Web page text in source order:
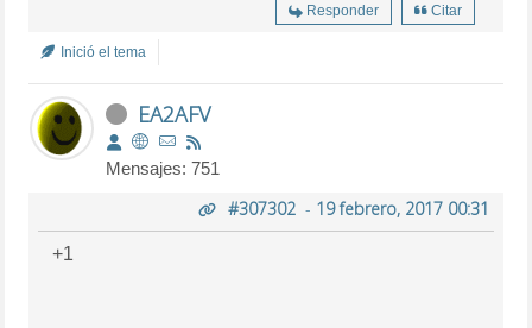
Responder Citar
Inició el tema
EA2AFV
Mensajes: 751
#307302- 19 febrero, 2017 00:31
+1